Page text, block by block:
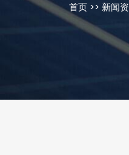
首页 >> 新闻